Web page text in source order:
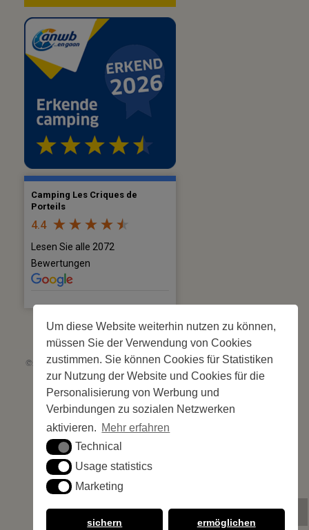
Um diese Website weiterhin nutzen zu können,
müssen Sie der Verwendung von Cookies
zustimmen. Sie können Cookies für Statistiken
zur Nutzung der Website und Cookies für die
Personalisierung von Werbung und
Verbindungen zu sozialen Netzwerken
aktivieren. Mehr erfahren
TechnicalTechnical
Usage statistics
Usage statistics
MarketingMarketing
sichern ermöglichen
Camping Les Criques de
Porteils
4.4
Lesen Sie alle 2072
Bewertungen
©2026 Les Criques de Porteils | SIRET: 539 925 636 00026 - Classement 5
étoiles Tourisme N°C66-001852-004 du 28 mai 2026 – 244 Stellplätze
Site web réalisé par Cédric Postel Webmaster